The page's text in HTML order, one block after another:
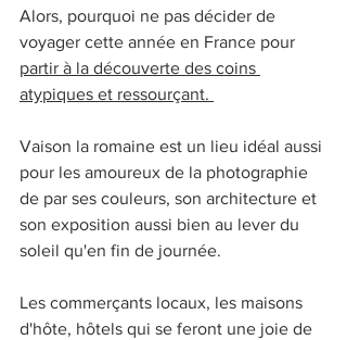
Alors, pourquoi ne pas décider de
voyager cette année en France pour
partir à la découverte des coins
atypiques et ressourçant.
Vaison la romaine est un lieu idéal aussi
pour les amoureux de la photographie
de par ses couleurs, son architecture et
son exposition aussi bien au lever du
soleil qu'en fin de journée.
Les commerçants locaux, les maisons
d'hôte, hôtels qui se feront une joie de